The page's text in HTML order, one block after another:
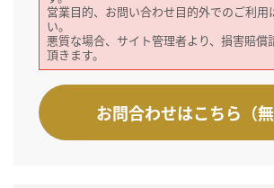
営業目的、お問い合わせ目的外でのご利用
い。
悪質な場合、サイト管理者より、損害賠償
頂きます。
お問合わせはこちら（無